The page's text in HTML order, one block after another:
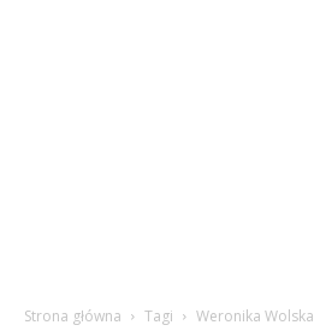
Strona główna Tagi Weronika Wolska